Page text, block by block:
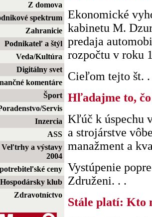
Z domova
spektrum
Zahranicie
Podnikateľ a štýl
Veda/Kultúra
Digitálny svet
komentáre
Šport
Servis
Inzercia
ASS
Veľtrhy a výstavy
2004
ceny
Hospodársky klub
Zdravotníctvo
Ekonomické
kabinetu M.
predaja
rozpočtu v roku
Cieľom tejto št. .
Hľadajme to, čo
Kľúč k úspechu
a strojárstve
manažment a
Vystúpenie
Združeni. . .
Stále platí: Kto